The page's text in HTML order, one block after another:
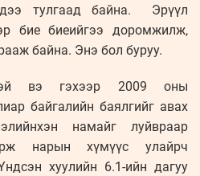
тулгаад байна. Эрүүл
бие биеийгээ доромжилж,
байна. Энэ бол буруу.
вэ гэхээр 2009 оны
байгалийн баялгийг авах
намайг луйвраар
нарын хүмүүс улайрч
хуулийн 6.1-ийн дагуу